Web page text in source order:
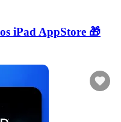
iPad AppStore 🎁